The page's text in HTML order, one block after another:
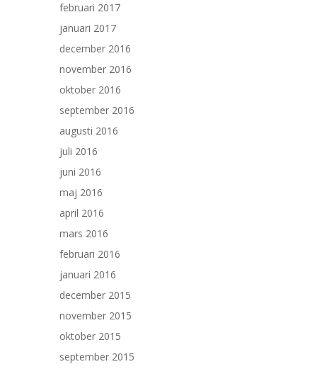
februari 2017
januari 2017
december 2016
november 2016
oktober 2016
september 2016
augusti 2016
juli 2016
juni 2016
maj 2016
april 2016
mars 2016
februari 2016
januari 2016
december 2015
november 2015
oktober 2015
september 2015